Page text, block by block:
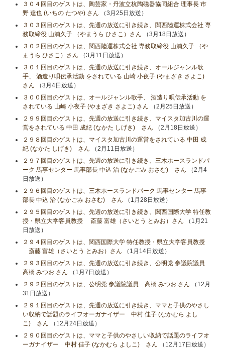
３０４回目のゲストは、陶芸家・丹波立杭陶磁器協同組合 理事長 市
野 達也 (いちの たつや) さん （3月25日放送）
３０３回目のゲストは、先週の放送に引き続き、関西陸運株式会社 専
務取締役 山浦久子 （やまうら ひさこ）さん （3月18日放送）
３０２回目のゲストは、関西陸運株式会社 専務取締役 山浦久子 （や
まうら ひさこ）さん （3月11日放送）
３０１回目のゲストは、先週の放送に引き続き、オールジャンル歌
手、 酒造り唄伝承活動 をされている 山崎 小夜子 (やまざき さよこ)
さん （3月4日放送）
３００回目のゲストは、オールジャンル歌手、 酒造り唄伝承活動 を
されている 山崎 小夜子 (やまざき さよこ) さん （2月25日放送）
２９９回目のゲストは、先週の放送に引き続き、マイスタ加古川の運
営をされている 中田 成紀 (なかた しげき) さん （2月18日放送）
２９８回目のゲストは、マイスタ加古川の運営をされている 中田 成
紀 (なかた しげき) さん （2月11日放送）
２９７回目のゲストは、先週の放送に引き続き、三木ホースランドパ
ーク 馬事センター 馬事部長 中込 治 (なかごみ おさむ) さん （2月4
日放送）
２９６回目のゲストは、三木ホースランドパーク 馬事センター 馬事
部長 中込 治 (なかごみ おさむ) さん （1月28日放送）
２９５回目のゲストは、先週の放送に引き続き、関西国際大学 特任教
授・県立大学客員教授 斎藤 富雄（さいとう とみお）さん （1月21
日放送）
２９４回目のゲストは、関西国際大学 特任教授・県立大学客員教授
斎藤 富雄（さいとう とみお）さん （1月14日放送）
２９３回目のゲストは、先週の放送に引き続き、公明党 参議院議員
高橋 みつお さん （1月7日放送）
２９２回目のゲストは、公明党 参議院議員 高橋 みつお さん （12月
31日放送）
２９１回目のゲストは、先週の放送に引き続き、ママと子供のやさし
い収納で話題のライフオーガナイザー 中村 佳子 (なかむら よし
こ) さん （12月24日放送）
２９０回目のゲストは、ママと子供のやさしい収納で話題のライフオ
ーガナイザー 中村 佳子 (なかむら よしこ) さん （12月17日放送）